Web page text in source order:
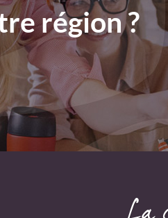
région ?